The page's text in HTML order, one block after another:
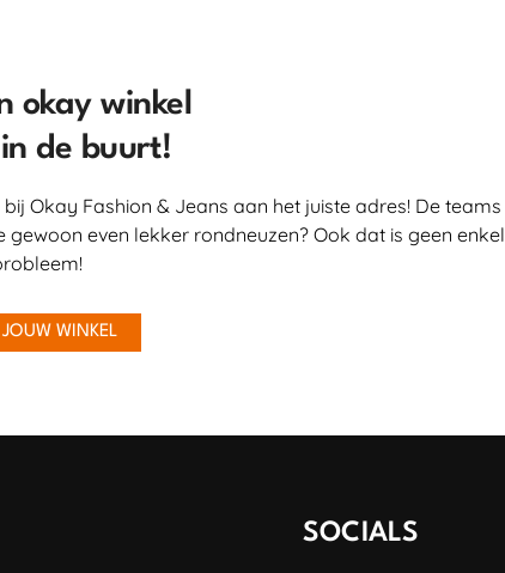
okay winkel
de buurt!
Okay Fashion & Jeans aan het juiste adres! De teams
even lekker rondneuzen? Ook dat is geen enkel
WINKEL
SOCIALS